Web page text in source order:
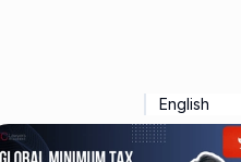
English